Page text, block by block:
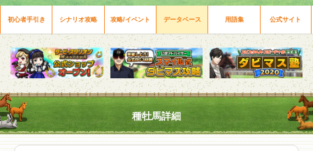
初心者手引き シナリオ攻略 攻略/イベント データベース 用語集 公式サイト
種牡馬詳細